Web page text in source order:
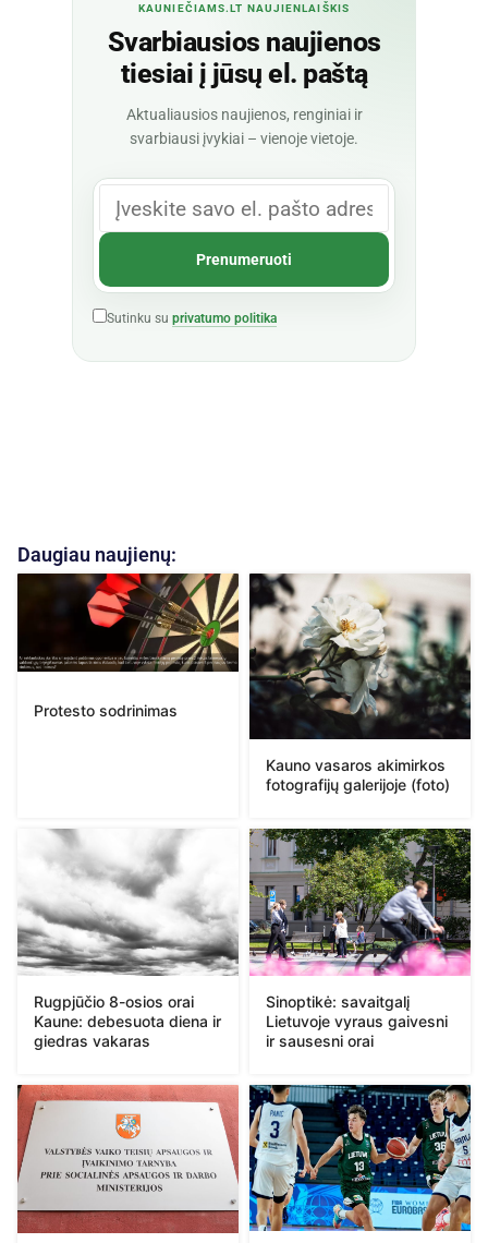
KAUNIEČIAMS.LT NAUJIENLAIŠKIS
Svarbiausios naujienos
tiesiai į jūsų el. paštą
Aktualiausios naujienos, renginiai ir
svarbiausi įvykiai – vienoje vietoje.
Sutinku su privatumo politika
Daugiau naujienų:
Protesto sodrinimas
Kauno vasaros akimirkos
fotografijų galerijoje (foto)
Rugpjūčio 8-osios orai
Kaune: debesuota diena ir
giedras vakaras
Sinoptikė: savaitgalį
Lietuvoje vyraus gaivesni
ir sausesni orai